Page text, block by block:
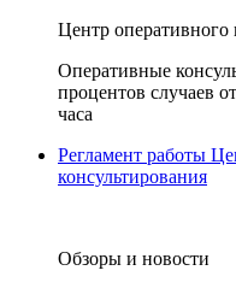
Центр оперативного
Оперативные
процентов случаев
часа
Регламент работы
консультирования
Обзоры и новости